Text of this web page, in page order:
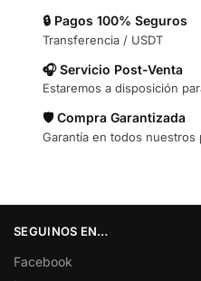
🔒 Pagos 100% Seguros
Transferencia / USDT
🎧 Servicio Post-Venta
Estaremos a disposición
🛡️ Compra Garantizada
Garantía en todos nuestros
SEGUINOS EN…
Facebook